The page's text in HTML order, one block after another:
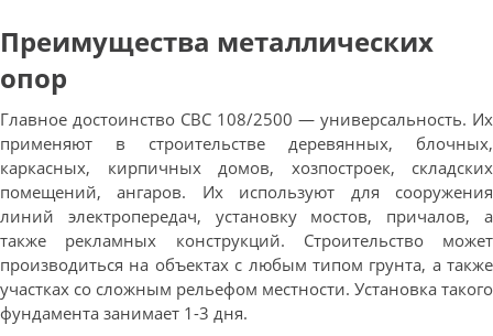
Преимущества металлических
опор
Главное достоинство СВС 108/2500 — универсальность. Их
применяют в строительстве деревянных, блочных,
каркасных, кирпичных домов, хозпостроек, складских
помещений, ангаров. Их используют для сооружения
линий электропередач, установку мостов, причалов, а
также рекламных конструкций. Строительство может
производиться на объектах с любым типом грунта, а также
участках со сложным рельефом местности. Установка такого
фундамента занимает 1-3 дня.